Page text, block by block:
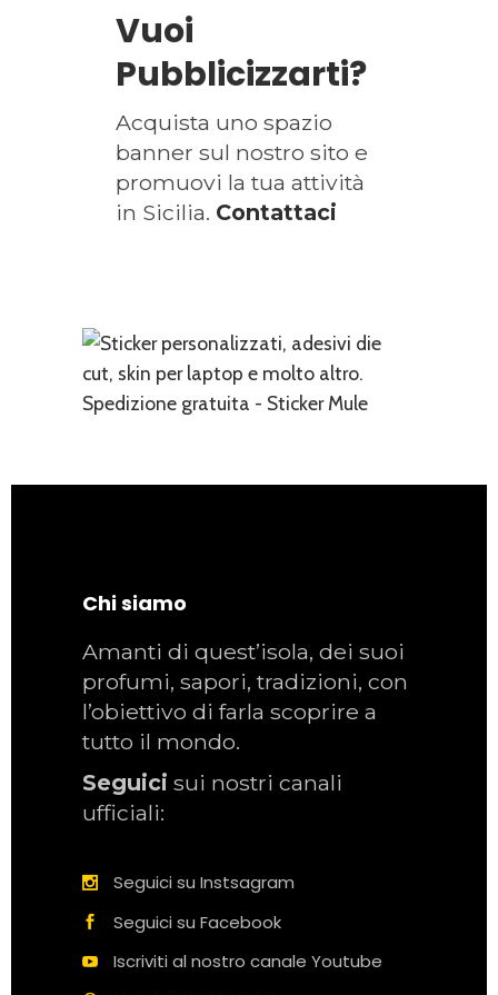
Vuoi
Pubblicizzarti?
Acquista uno spazio
banner sul nostro sito e
promuovi la tua attività
in Sicilia. Contattaci
Chi siamo
Amanti di quest’isola, dei suoi
profumi, sapori, tradizioni, con
l’obiettivo di farla scoprire a
tutto il mondo.
Seguici sui nostri canali
ufficiali:
Seguici su Instsagram
Seguici su Facebook
Iscriviti al nostro canale Youtube